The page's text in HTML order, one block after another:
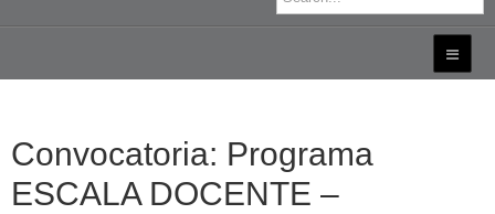
Convocatoria: Programa
ESCALA DOCENTE –